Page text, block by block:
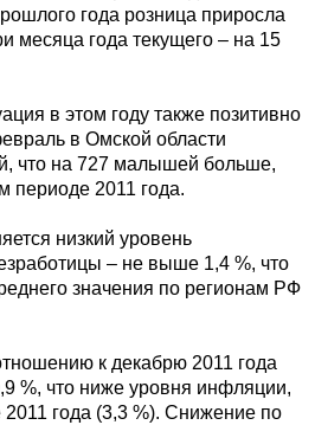
года розница приросла
месяца года текущего – на 15
в этом году также позитивно
в Омской области
что на 727 малышей больше,
периоде 2011 года.
низкий уровень
– не выше 1,4 %, что
значения по регионам РФ
к декабрю 2011 года
%, что ниже уровня инфляции,
года (3,3 %). Снижение по